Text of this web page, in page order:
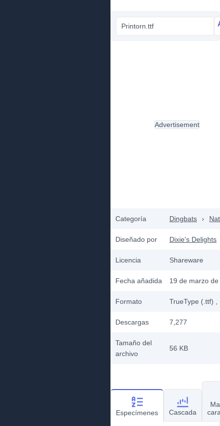
Printorn.ttf
Categoría Dingbats ›
Diseñado por Dixie's Delights
Licencia Shareware
Fecha añadida 19 de marzo
Formato TrueType (.ttf)
Descargas 7,277
Tamaño del
archivo
56 KB
Advertisement
Especímenes Cascada